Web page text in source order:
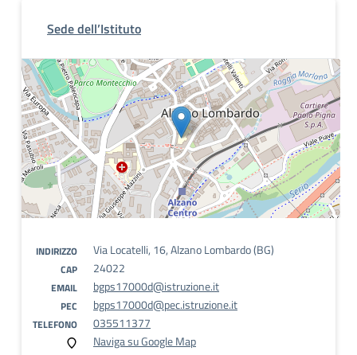
Sede dell’Istituto
INDIRIZZO Via Locatelli, 16, Alzano Lombardo (BG)
CAP 24022
EMAIL bgps17000d@istruzione.it
PEC bgps17000d@pec.istruzione.it
TELEFONO
035511377
Naviga su Google Map